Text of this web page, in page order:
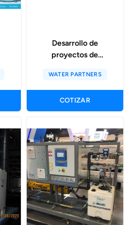
Desarrollo de
proyectos de
WATER PARTNERS
COTIZAR